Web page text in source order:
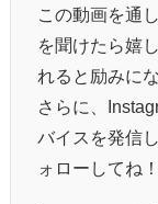
この動画を通
を聞けたら嬉
れると励みに
さらに、
バイスを発信
ォローしてね